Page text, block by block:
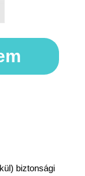
biztonsági